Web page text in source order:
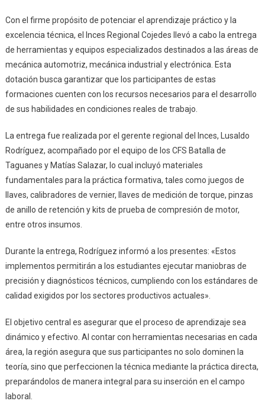
Con el firme propósito de potenciar el aprendizaje práctico y la
excelencia técnica, el Inces Regional Cojedes llevó a cabo la entrega
de herramientas y equipos especializados destinados a las áreas de
mecánica automotriz, mecánica industrial y electrónica. Esta
dotación busca garantizar que los participantes de estas
formaciones cuenten con los recursos necesarios para el desarrollo
de sus habilidades en condiciones reales de trabajo.
La entrega fue realizada por el gerente regional del Inces, Lusaldo
Rodríguez, acompañado por el equipo de los CFS Batalla de
Taguanes y Matías Salazar, lo cual incluyó materiales
fundamentales para la práctica formativa, tales como juegos de
llaves, calibradores de vernier, llaves de medición de torque, pinzas
de anillo de retención y kits de prueba de compresión de motor,
entre otros insumos.
Durante la entrega, Rodríguez informó a los presentes: «Estos
implementos permitirán a los estudiantes ejecutar maniobras de
precisión y diagnósticos técnicos, cumpliendo con los estándares de
calidad exigidos por los sectores productivos actuales».
El objetivo central es asegurar que el proceso de aprendizaje sea
dinámico y efectivo. Al contar con herramientas necesarias en cada
área, la región asegura que sus participantes no solo dominen la
teoría, sino que perfeccionen la técnica mediante la práctica directa,
preparándolos de manera integral para su inserción en el campo
laboral.